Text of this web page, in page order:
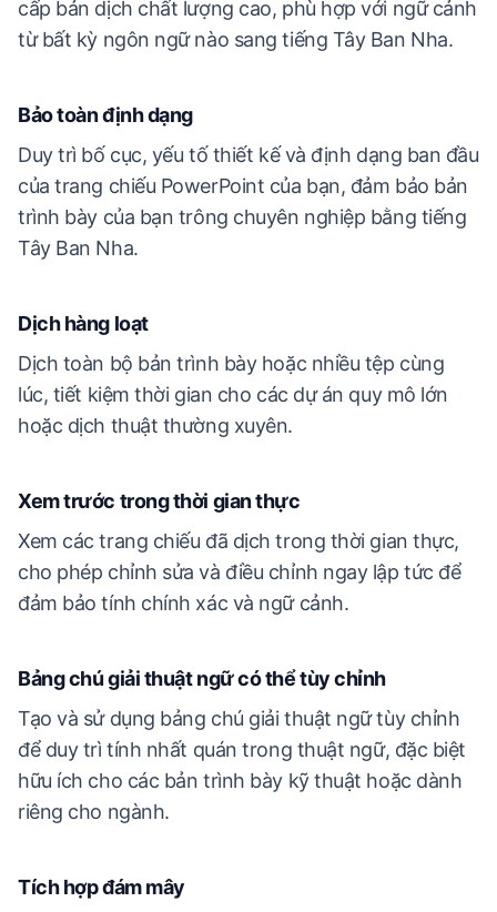
cấp bản dịch chất lượng cao, phù hợp với ngữ cảnh
từ bất kỳ ngôn ngữ nào sang tiếng Tây Ban Nha.
Bảo toàn định dạng
Duy trì bố cục, yếu tố thiết kế và định dạng ban đầu
của trang chiếu PowerPoint của bạn, đảm bảo bản
trình bày của bạn trông chuyên nghiệp bằng tiếng
Tây Ban Nha.
Dịch hàng loạt
Dịch toàn bộ bản trình bày hoặc nhiều tệp cùng
lúc, tiết kiệm thời gian cho các dự án quy mô lớn
hoặc dịch thuật thường xuyên.
Xem trước trong thời gian thực
Xem các trang chiếu đã dịch trong thời gian thực,
cho phép chỉnh sửa và điều chỉnh ngay lập tức để
đảm bảo tính chính xác và ngữ cảnh.
Bảng chú giải thuật ngữ có thể tùy chỉnh
Tạo và sử dụng bảng chú giải thuật ngữ tùy chỉnh
để duy trì tính nhất quán trong thuật ngữ, đặc biệt
hữu ích cho các bản trình bày kỹ thuật hoặc dành
riêng cho ngành.
Tích hợp đám mây